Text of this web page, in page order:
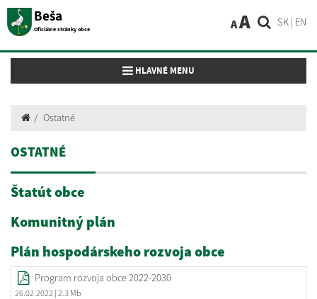
Beša
Oficiálne stránky obce
SK | EN
AA
Toggle navigation
HLAVNÉ MENU
Ostatné
OSTATNÉ
Štatút obce
Komunitný plán
Plán hospodárskeho rozvoja obce
Program rozvoja obce 2022-2030
26.02.2022 | 2.3 Mb